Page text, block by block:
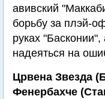
авивский
борьбу за плэй-
руках "Басконии",
надеяться на
Црвена Звезда
Фенербахче